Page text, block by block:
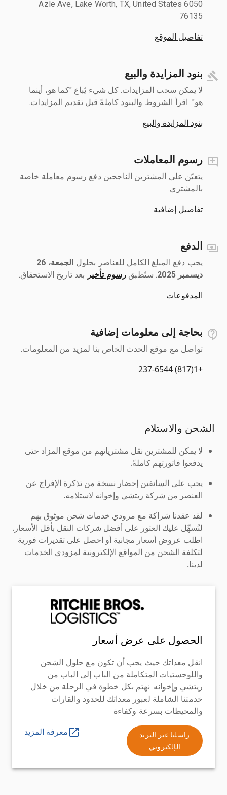
6050 Azle Ave, Lake Worth, TX, United States
76135
تفاصيل الموقع
بنود المزايدة والبيع
لا يمكن سحب المزايدات. كل شيء يُباع "كما هو، أينما
هو". اقرأ الشروط والبنود كاملةً قبل تقديم المزايدات.
بنود المزايدة والبيع
رسوم المعاملات
يتعيّن على المشترين الناجحين دفع رسوم معاملة خاصة
بالمشتري.
تفاصيل إضافية
الدفع
يجب دفع المبلغ الكامل للعناصر بحلول ‎
الجمعة، 26
ديسمبر 2025
‎. ستُطبق رسوم تأخير بعد تاريخ الاستحقاق.
المدفوعات
بحاجة إلى معلومات إضافية
تواصل مع موقع الحدث الخاص بنا لمزيد من المعلومات.
+1(817) 237-6544
الشحن والاستلام
لا يمكن للمشترين نقل مشترياتهم من موقع المزاد حتى
يدفعوا فاتورتهم كاملةً.
يجب على السائقين إحضار نسخة من تذكرة الإفراج عن
العنصر من شركة ريتشي وإخوانه لاستلامه.
لقد عقدنا شراكة مع مزودي خدمات شحن موثوق بهم
لنُسهِّل عليك العثور على أفضل شركات النقل بأقل الأسعار.
اطلب عروض أسعار مجانية أو احصل على تقديرات فورية
لتكلفة الشحن من المواقع الإلكترونية لمزودي الخدمات
لدينا.
الحصول على عرض أسعار
انقل معداتك حيث يجب أن تكون مع حلول الشحن
واللوجستيات المتكاملة من الباب إلى الباب من
ريتشي وإخوانه. نهتم بكل خطوة في الرحلة من خلال
خدمتنا الشاملة لعبور معداتك للحدود والقارات
والمحيطات بسرعة وكفاءة
راسلنا عبر البريد
الإلكتروني
معرفة المزيد